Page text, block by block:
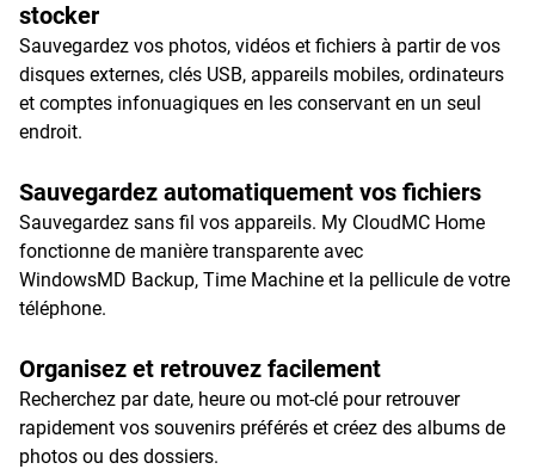
stocker
Sauvegardez vos photos, vidéos et fichiers à partir de vos
disques externes, clés USB, appareils mobiles, ordinateurs
et comptes infonuagiques en les conservant en un seul
endroit.
Sauvegardez automatiquement vos fichiers
Sauvegardez sans fil vos appareils. My CloudMC Home
fonctionne de manière transparente avec
WindowsMD Backup, Time Machine et la pellicule de votre
téléphone.
Organisez et retrouvez facilement
Recherchez par date, heure ou mot-clé pour retrouver
rapidement vos souvenirs préférés et créez des albums de
photos ou des dossiers.